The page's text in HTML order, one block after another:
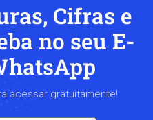
Cifras e
no seu E-
acessar gratuitamente!